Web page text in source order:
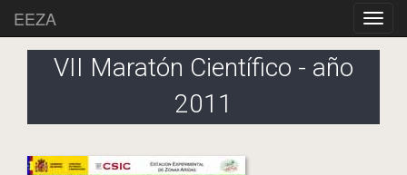
EEZA
VII Maratón Científico - año
2011